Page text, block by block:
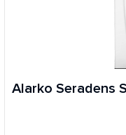
Alarko Seradens